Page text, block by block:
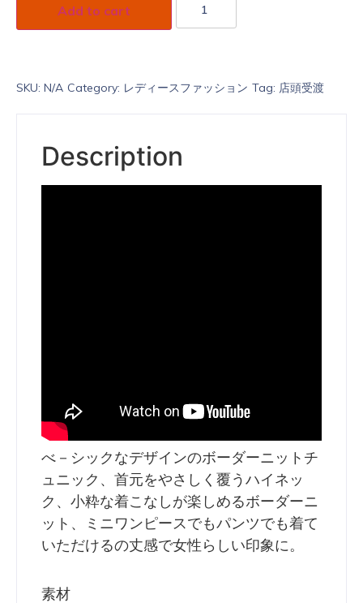
Add to cart
SKU: N/A Category: レディースファッション Tag: 店頭受渡
Description
べ－シックなデザインのボーダーニットチ
ュニック、首元をやさしく覆うハイネッ
ク、小粋な着こなしが楽しめるボーダーニ
ット、ミニワンピースでもパンツでも着て
いただけるの丈感で女性らしい印象に。
素材